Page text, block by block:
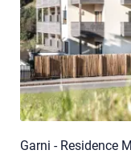
Garni - Residence